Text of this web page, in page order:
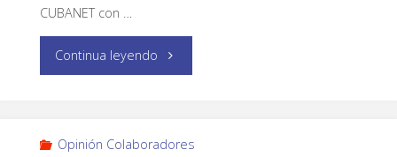
CUBANET con …
Continua leyendo
Opinión Colaboradores